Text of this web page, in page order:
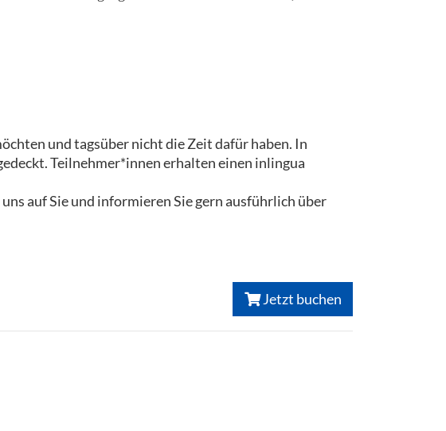
und tagsüber nicht die Zeit dafür haben. In
Teilnehmer*innen erhalten einen inlingua
auf Sie und informieren Sie gern ausführlich über
Jetzt buchen